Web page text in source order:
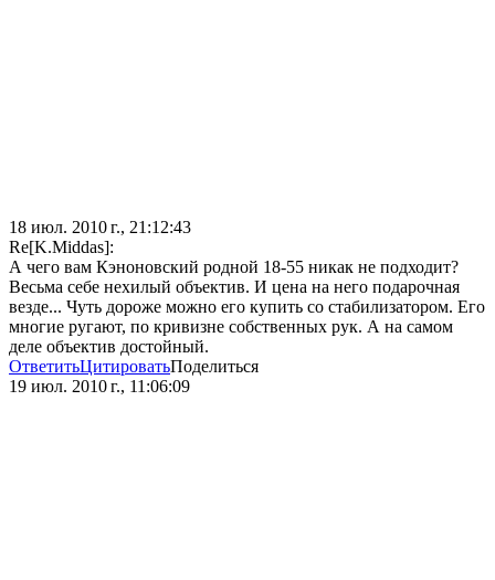
18 июл. 2010 г., 21:12:43
Re[K.Middas]:
А чего вам Кэноновский родной 18-55 никак не подходит?
Весьма себе нехилый объектив. И цена на него подарочная
везде... Чуть дороже можно его купить со стабилизатором. Его
многие ругают, по кривизне собственных рук. А на самом
деле объектив достойный.
ОтветитьЦитироватьПоделиться
19 июл. 2010 г., 11:06:09